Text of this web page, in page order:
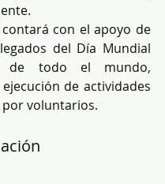
con el apoyo de
del Día Mundial
de todo el mundo,
de actividades
por voluntarios.